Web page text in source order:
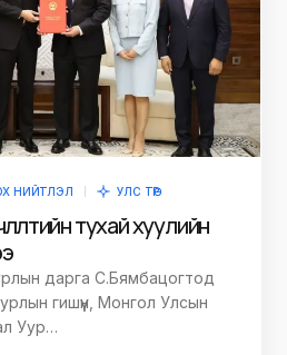
НИЙТЛЭЛ
УЛС ТӨР
тухай хуулийн
дарга С.Бямбацогтод
гишүүн, Монгол Улсын
Уур…